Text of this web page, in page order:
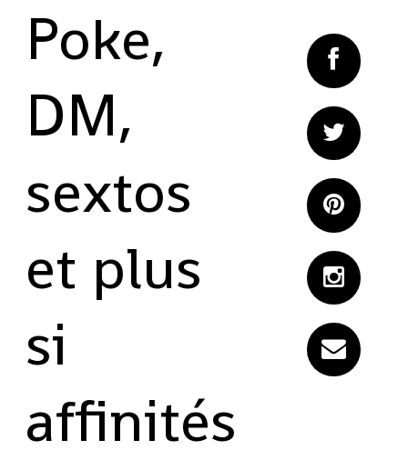
Poke,
DM,
sextos
et plus
si
affinités